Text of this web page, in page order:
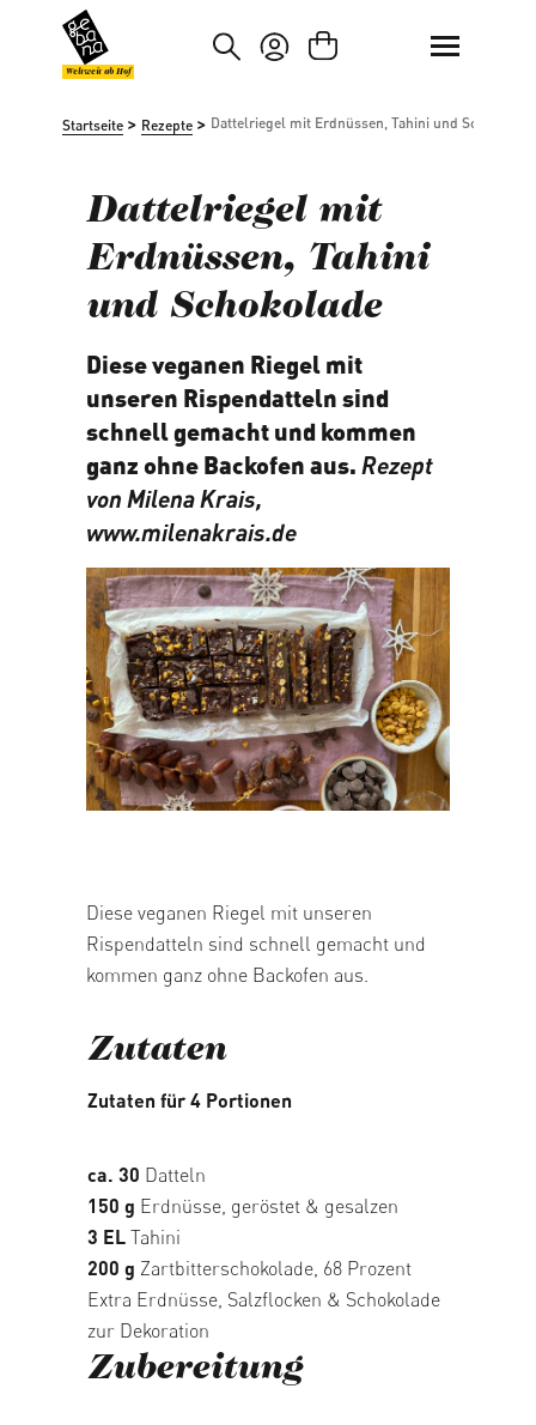
Hauptinhalt springen
Zur Suche springen
Weltweit ab Hof
Startseite > Rezepte > Dattelriegel mit Erdnüssen, Tahini und Schokolade
Dattelriegel mit
Erdnüssen, Tahini
und Schokolade
Diese veganen Riegel mit
unseren Rispendatteln sind
schnell gemacht und kommen
ganz ohne Backofen aus. Rezept
von Milena Krais,
www.milenakrais.de
Diese veganen Riegel mit unseren
Rispendatteln sind schnell gemacht und
kommen ganz ohne Backofen aus.
Zutaten
Zutaten für 4 Portionen
ca. 30 Datteln
150 g Erdnüsse, geröstet & gesalzen
3 EL Tahini
200 g Zartbitterschokolade, 68 Prozent
Extra Erdnüsse, Salzflocken & Schokolade
zur Dekoration
Zubereitung